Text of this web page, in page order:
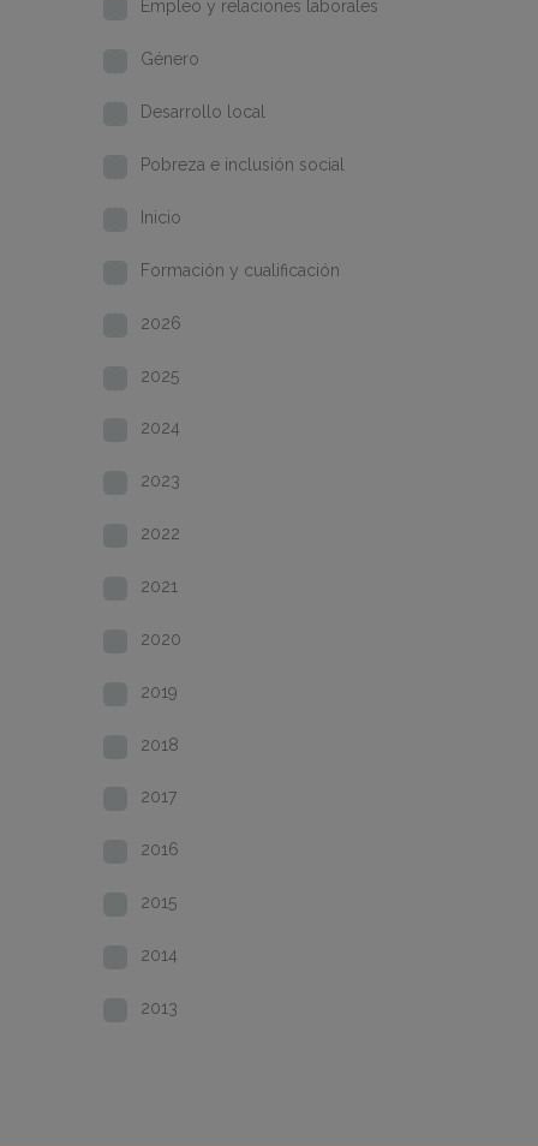
Empleo y relaciones laborales
Género
Desarrollo local
Pobreza e inclusión social
Inicio
Formación y cualificación
2026
2025
2024
2023
2022
2021
2020
2019
2018
2017
2016
2015
2014
2013